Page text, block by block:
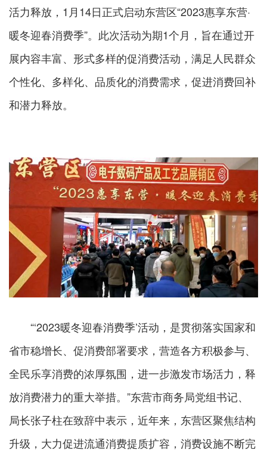
活力释放，1月14日正式启动东营区“2023惠享东营·
暖冬迎春消费季”。此次活动为期1个月，旨在通过开
展内容丰富、形式多样的促消费活动，满足人民群众
个性化、多样化、品质化的消费需求，促进消费回补
和潜力释放。
“‘2023暖冬迎春消费季’活动，是贯彻落实国家和
省市稳增长、促消费部署要求，营造各方积极参与、
全民乐享消费的浓厚氛围，进一步激发市场活力，释
放消费潜力的重大举措。”东营市商务局党组书记、
局长张子柱在致辞中表示，近年来，东营区聚焦结构
升级，大力促进流通消费提质扩容，消费设施不断完